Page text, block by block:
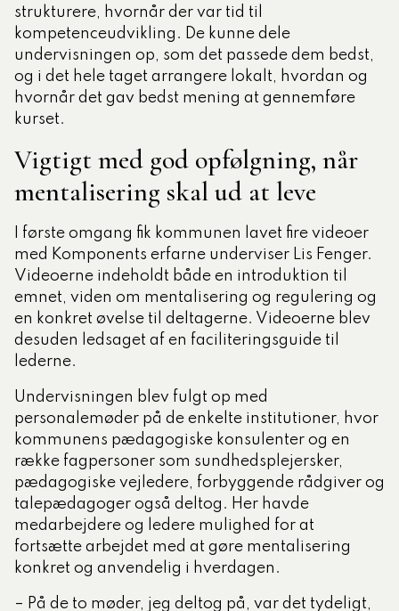
strukturere, hvornår der var tid til
kompetenceudvikling. De kunne dele
undervisningen op, som det passede dem bedst,
og i det hele taget arrangere lokalt, hvordan og
hvornår det gav bedst mening at gennemføre
kurset.
Vigtigt med god opfølgning, når
mentalisering skal ud at leve
I første omgang fik kommunen lavet fire videoer
med Komponents erfarne underviser Lis Fenger.
Videoerne indeholdt både en introduktion til
emnet, viden om mentalisering og regulering og
en konkret øvelse til deltagerne. Videoerne blev
desuden ledsaget af en faciliteringsguide til
lederne.
Undervisningen blev fulgt op med
personalemøder på de enkelte institutioner, hvor
kommunens pædagogiske konsulenter og en
række fagpersoner som sundhedsplejersker,
pædagogiske vejledere, forbyggende rådgiver og
talepædagoger også deltog. Her havde
medarbejdere og ledere mulighed for at
fortsætte arbejdet med at gøre mentalisering
konkret og anvendelig i hverdagen.
– På de to møder, jeg deltog på, var det tydeligt,